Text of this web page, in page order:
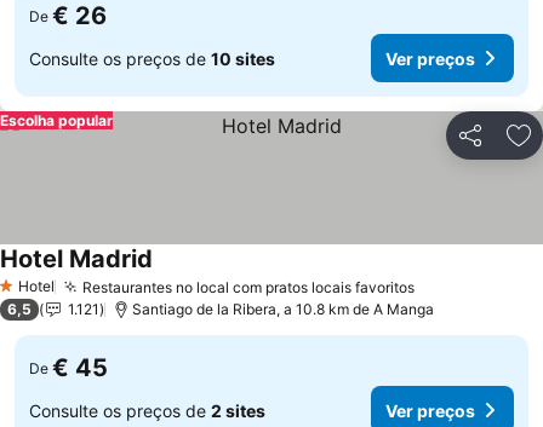
De € 26
Consulte os preços de 10 sites Ver preços
Partilhar
Escolha popular
1 Estrelas
Hotel Restaurantes no local com pratos locais favoritos
Hotel Madrid
6,5 1.121 Santiago de la Ribera, a 10.8 km de A Manga
De € 45
Consulte os preços de 2 sites Ver preços